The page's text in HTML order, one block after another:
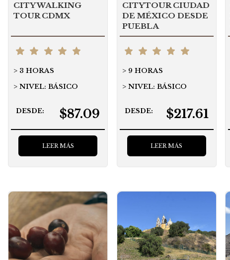
CITY WALKING
TOUR CDMX
3 HORAS
NIVEL: BÁSICO
DESDE: $87.09
LEER MÁS
CITYTOUR CIUDAD
DE MÉXICO DESDE
PUEBLA
9 HORAS
NIVEL: BÁSICO
DESDE: $217.61
LEER MÁS